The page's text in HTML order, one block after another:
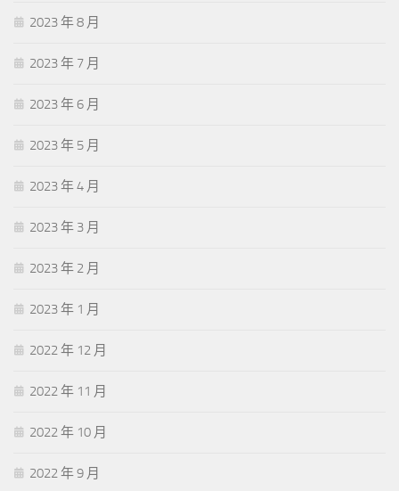
2023 年 8 月
2023 年 7 月
2023 年 6 月
2023 年 5 月
2023 年 4 月
2023 年 3 月
2023 年 2 月
2023 年 1 月
2022 年 12 月
2022 年 11 月
2022 年 10 月
2022 年 9 月